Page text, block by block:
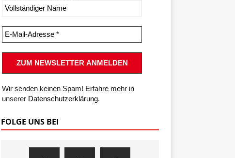
Wir senden keinen Spam! Erfahre mehr in
unserer Datenschutzerklärung.
FOLGE UNS BEI